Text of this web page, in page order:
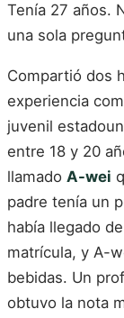
Tenía 27 años.
una sola
Compartió dos
experiencia
juvenil
entre 18 y 20
llamado A-wei
padre tenía un
había llegado
matrícula, y A-
bebidas. Un
obtuvo la nota